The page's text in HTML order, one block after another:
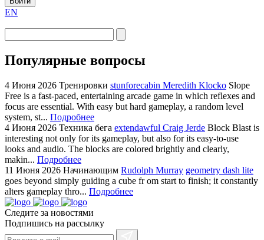
EN
Популярные вопросы
4 Июня 2026 Тренировки stunforecabin Meredith Klocko Slope
Free is a fast-paced, entertaining arcade game in which reflexes and
focus are essential. With easy but hard gameplay, a random level
system, st... Подробнее
4 Июня 2026 Техника бега extendawful Craig Jerde Block Blast is
interesting not only for its gameplay, but also for its easy-to-use
looks and audio. The blocks are colored brightly and clearly,
makin... Подробнее
11 Июня 2026 Начинающим Rudolph Murray geometry dash lite
goes beyond simply guiding a cube fr om start to finish; it constantly
alters gameplay thro... Подробнее
Следите за новостями
Подпишись на рассылку